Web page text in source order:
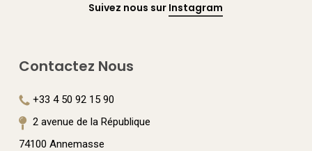
Suivez nous sur Instagram
Contactez Nous
+33 4 50 92 15 90
2 avenue de la République
74100 Annemasse